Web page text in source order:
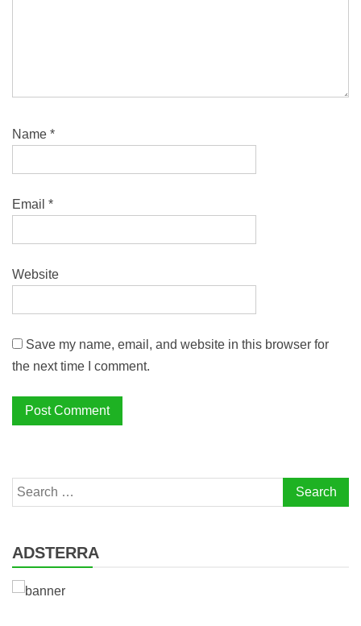
Name *
Email *
Website
Save my name, email, and website in this browser for
the next time I comment.
Search
for:
ADSTERRA